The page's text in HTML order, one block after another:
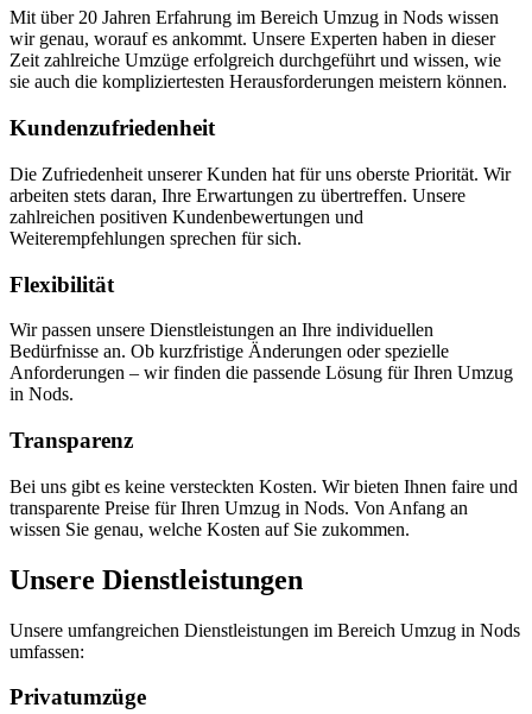
Mit über 20 Jahren Erfahrung im Bereich Umzug in Nods wissen
wir genau, worauf es ankommt. Unsere Experten haben in dieser
Zeit zahlreiche Umzüge erfolgreich durchgeführt und wissen, wie
sie auch die kompliziertesten Herausforderungen meistern können.
Kundenzufriedenheit
Die Zufriedenheit unserer Kunden hat für uns oberste Priorität. Wir
arbeiten stets daran, Ihre Erwartungen zu übertreffen. Unsere
zahlreichen positiven Kundenbewertungen und
Weiterempfehlungen sprechen für sich.
Flexibilität
Wir passen unsere Dienstleistungen an Ihre individuellen
Bedürfnisse an. Ob kurzfristige Änderungen oder spezielle
Anforderungen – wir finden die passende Lösung für Ihren Umzug
in Nods.
Transparenz
Bei uns gibt es keine versteckten Kosten. Wir bieten Ihnen faire und
transparente Preise für Ihren Umzug in Nods. Von Anfang an
wissen Sie genau, welche Kosten auf Sie zukommen.
Unsere Dienstleistungen
Unsere umfangreichen Dienstleistungen im Bereich Umzug in Nods
umfassen:
Privatumzüge